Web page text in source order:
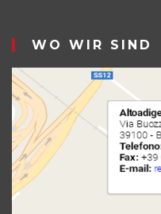
WO WIR SIND